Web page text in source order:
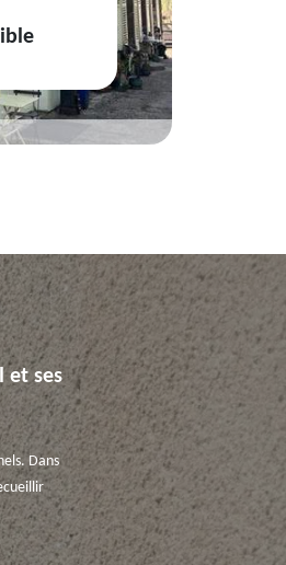
et ses
Dans